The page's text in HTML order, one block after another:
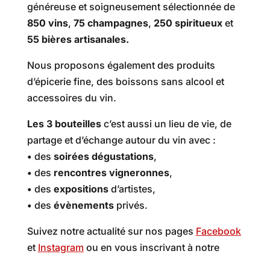
généreuse et soigneusement sélectionnée de
850 vins, 75 champagnes, 250 spiritueuxet
55 bières artisanales.
Nous proposons également des produits
d’épicerie fine, des boissons sans alcool et
accessoires du vin.
Les 3 bouteillesc’est aussi un lieu de vie, de
partage et d’échange autour du vin avec :
• des soirées dégustations,
• des rencontres vigneronnes,
• des expositionsd’artistes,
• des évènementsprivés.
Suivez notre actualité sur nos pages Facebook
et Instagram ou en vous inscrivant à notre